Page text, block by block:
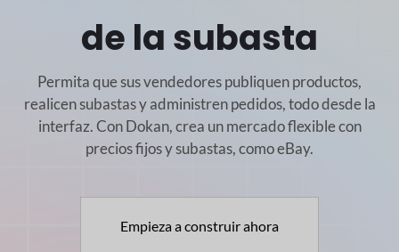
de la subasta
Permita que sus vendedores publiquen productos,
realicen subastas y administren pedidos, todo desde la
interfaz. ConDokan, crea un mercado flexible con
precios fijos y subastas, como eBay.
Empieza a construir ahora